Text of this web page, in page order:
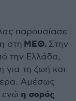
παρουσίασε
στη ΜΕΘ. Στην
την Ελλάδα,
τη ζωή και
Αμέσως
ενώ η σορός